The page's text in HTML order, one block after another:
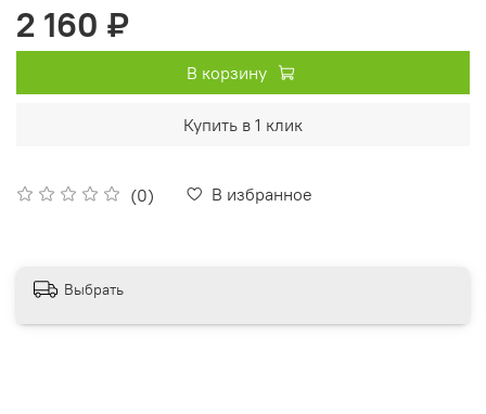
(0) В избранное
2 160 ₽
В корзину
Купить в 1 клик
Выбрать